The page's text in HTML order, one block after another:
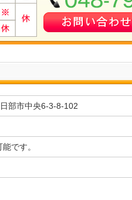
態に保ち、皆様の個人情報の漏えい、
に努めます。
内容が事実でない等の理由で訂正を
の個人情報のお問い合わせは当院の受
の規範を遵守するとともに、上記の
。
部市中央6-3-8-102
です。